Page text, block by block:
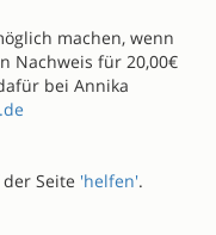
machen, wenn
Nachweis für 20,00€
bei Annika
Seite 'helfen'.